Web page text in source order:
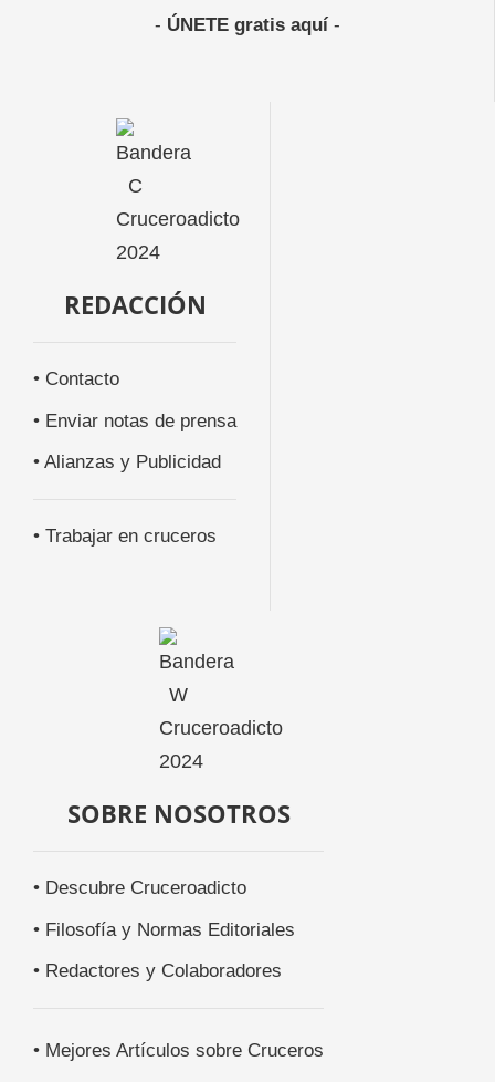
- ÚNETE gratis aquí-
REDACCIÓN
• Contacto
• Enviar notas de prensa
• Alianzas y Publicidad
• Trabajar en cruceros
SOBRE NOSOTROS
• Descubre Cruceroadicto
• Filosofía y Normas Editoriales
• Redactores y Colaboradores
• Mejores Artículos sobre Cruceros